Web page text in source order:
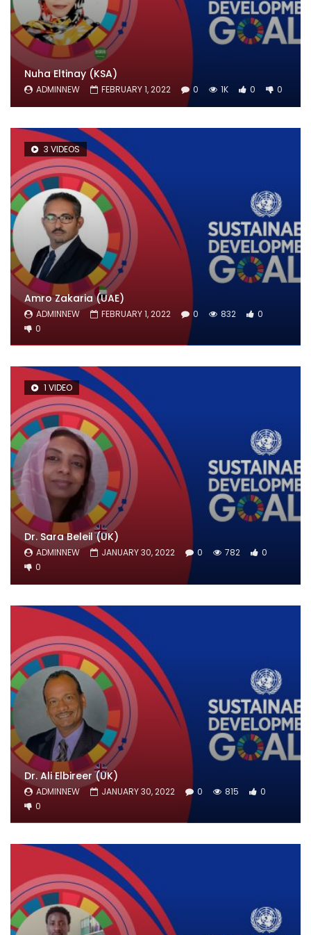
Nuha Eltinay (KSA)
ADMINNEW FEBRUARY 1, 2022 0 1K 0 0
3 VIDEOS
Amro Zakaria (UAE)
ADMINNEW FEBRUARY 1, 2022 0 832
0
0
1 VIDEO
Dr. Sara Beleil (UK)
ADMINNEW JANUARY 30, 2022 0 782
0
0
Dr. Ali Elbireer (UK)
ADMINNEW JANUARY 30, 2022 0 815
0
0